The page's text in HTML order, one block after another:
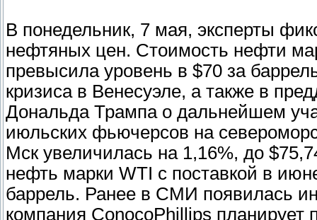
В понедельник, 7 мая, эксперты
нефтяных цен. Стоимость нефти
превысила уровень в $70 за
кризиса в Венесуэле, а также в
Дональда Трампа о дальнейшем
июльских фьючерсов на
Мск увеличилась на 1,16%, до
нефть марки WTI с поставкой в
баррель. Ранее в СМИ появилась
компания ConocoPhillips планирует